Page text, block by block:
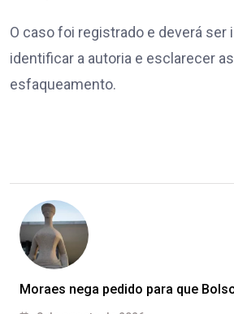
O caso foi registrado e deverá ser
identificar a autoria e esclarecer
esfaqueamento.
Moraes nega pedido para que